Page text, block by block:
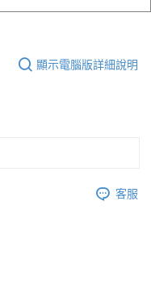
顯示電腦版詳細說明
客服